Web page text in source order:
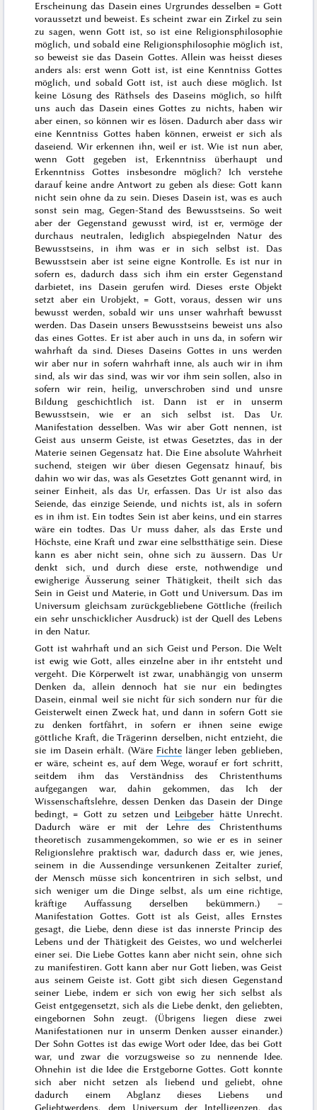
Erscheinung das Dasein eines Urgrundes desselben = Gott
voraussetzt und beweist. Es scheint zwar ein Zirkel zu sein
zu sagen,wenn Gott ist, so ist eine Religionsphilosophie
möglich, und sobald eine Religionsphilosophie möglich ist,
so beweist sie das Dasein Gottes. Allein was heisst dieses
anders als:erst wenn Gott ist, ist eine Kenntniss Gottes
möglich, und sobaldGott ist, ist auch diese möglich. Ist
keine Lösung des Räthsels des Daseins möglich, so hilft
uns auch das Dasein eines Gottes zu nichts, haben wir
aber einen, so können wir es lösen. Dadurch aber dass wir
eine Kenntniss Gottes haben können, erweist er sich als
daseiend. Wir erkennen ihn, weil er ist. Wie ist nun aber,
wenn Gott gegeben ist, Erkenntniss überhaupt und
Erkenntniss Gottes insbesondre möglich? Ich verstehe
darauf keine andre Antwort zu geben als diese: Gott kann
nicht sein ohne da zu sein. Dieses Dasein ist, was es auch
sonst sein mag,Gegen-Stand des Bewusstseins. So weit
aber der Gegenstand gewusst wird, ist er, vermöge der
durchaus neutralen, lediglich abspiegelnden Natur des
Bewusstseins, in ihm was er in sich selbst ist. Das
Bewusstsein aber ist seine eigne Kontrolle. Es ist nur in
sofern es, dadurch dass sich ihm ein erster Gegenstand
darbietet, ins Dasein gerufen wird. Dieses erste Objekt
setzt aber ein Urobjekt, = Gott, voraus, dessen wir uns
bewusst werden, sobald wir uns unser wahrhaft bewusst
werden. Das Dasein unsers Bewusstseins beweist uns also
das eines Gottes. Er ist aber auch in uns da, in sofern wir
wahrhaft da sind. Dieses Daseins Gottes in uns werden
wir aber nur in sofern wahrhaft inne, als auch wir in ihm
sind, als wir das sind, was wir vor ihm sein sollen, also in
sofern wir rein, heilig, unverschroben sind und unsre
Bildung geschichtlich ist. Dann ist er in unserm
Bewusstsein, wie er an sich selbst ist. Das Ur.
Manifestation desselben. Was wir aber Gott nennen, ist
Geist aus unserm Geiste, ist etwas Gesetztes, das in der
Materie seinen Gegensatz hat. Die Eine absolute Wahrheit
suchend, steigen wir über diesen Gegensatz hinauf, bis
dahin wo wir das, was als Gesetztes Gott genannt wird, in
seiner Einheit, als das Ur, erfassen. Das Ur ist also das
Seiende, das einzige Seiende, und nichts ist, als in sofern
es in ihm ist. Ein todtes Sein ist aber keins, und ein starres
wäre ein todtes. Das Ur muss daher, als das Erste und
Höchste, eine Kraft und zwar eine selbstthätige sein. Diese
kann es aber nicht sein, ohne sich zu äussern. Das Ur
denkt sich, und durch diese erste, nothwendige und
ewigherige Äusserung seiner Thätigkeit, theilt sich das
Sein in Geist und Materie, in Gott und Universum. Das im
Universum gleichsam zurückgebliebene Göttliche (freilich
ein sehr unschicklicher Ausdruck) ist der Quell des Lebens
in den Natur.
Gott ist wahrhaft und an sich Geist und Person. Die Welt
ist ewig wie Gott, alles einzelne aber in ihr entsteht und
vergeht. Die Körperwelt ist zwar, unabhängig von unserm
Denken da, allein dennoch hat sie nur ein bedingtes
Dasein, einmal weil sie nicht für sich sondern nur für die
Geisterwelt einen Zweck hat, und dann in sofern Gott sie
zu denken fortfährt, in sofern er ihnen seine ewige
göttliche Kraft, die Trägerinn derselben, nicht entzieht, die
sie im Dasein erhält. (Wäre Fichtelänger leben geblieben,
er wäre, scheint es, auf dem Wege, worauf er fort schritt,
seitdem ihm das Verständniss des Christenthums
aufgegangen war, dahin gekommen, das Ich der
Wissenschaftslehre, dessen Denken das Dasein der Dinge
bedingt, = Gott zu setzen und Leibgeber hätte Unrecht.
Dadurch wäre er mit der Lehre des Christenthums
theoretisch zusammengekommen, so wie er es in seiner
Religionslehre praktisch war, dadurch dass er, wie jenes,
seinem in die Aussendinge versunkenen Zeitalter zurief,
der Mensch müsse sich koncentriren in sich selbst, und
sich weniger um die Dinge selbst, als um eine richtige,
kräftige Auffassung derselben bekümmern.) –
Manifestation Gottes. Gott ist als Geist, alles Ernstes
gesagt, die Liebe, denn diese ist das innerste Princip des
Lebens und der Thätigkeit des Geistes, wo und welcherlei
einer sei. Die Liebe Gottes kann aber nicht sein, ohne sich
zu manifestiren. Gott kann aber nur Gott lieben, was Geist
aus seinem Geiste ist. Gott gibt sich diesen Gegenstand
seiner Liebe, indem er sich von ewig her sich selbst als
Geist entgegensetzt, sich als die Liebe denkt, den geliebten,
eingebornen Sohn zeugt. (Übrigens liegen diese zwei
Manifestationen nur in unserm Denken ausser einander.)
Der Sohn Gottes ist das ewige Wort oder Idee, das bei Gott
war, und zwar die vorzugsweise so zu nennende Idee.
Ohnehin ist die Idee die Erstgeborne Gottes. Gott konnte
sich aber nicht setzen als liebend und geliebt, ohne
dadurch einem Abglanz dieses Liebens und
Geliebtwerdens, dem Universum der Intelligenzen, das